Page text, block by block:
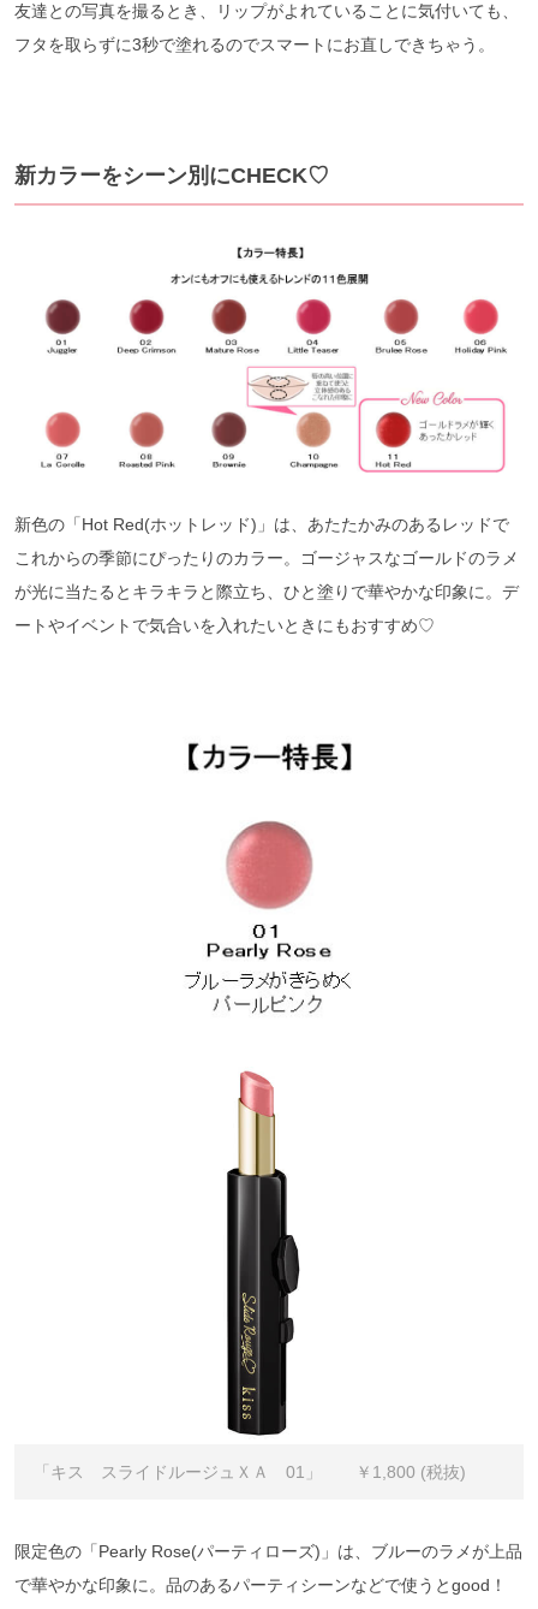
友達との写真を撮るとき、リップがよれていることに気付いても、
フタを取らずに3秒で塗れるのでスマートにお直しできちゃう。
新カラーをシーン別にCHECK♡
新色の「Hot Red(ホットレッド)」は、あたたかみのあるレッドで
これからの季節にぴったりのカラー。ゴージャスなゴールドのラメ
が光に当たるとキラキラと際立ち、ひと塗りで華やかな印象に。デ
ートやイベントで気合いを入れたいときにもおすすめ♡
「キス スライドルージュＸＡ 01」 ￥1,800 (税抜)
限定色の「Pearly Rose(パーティローズ)」は、ブルーのラメが上品
で華やかな印象に。品のあるパーティシーンなどで使うとgood！